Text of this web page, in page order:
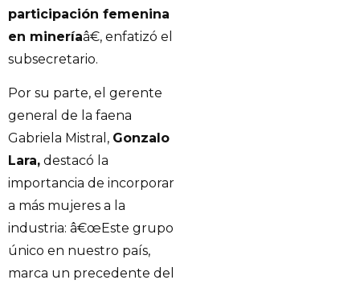
participación femenina
en mineríaâ€, enfatizó el
subsecretario.
Por su parte, el gerente
general de la faena
Gabriela Mistral, Gonzalo
Lara, destacó la
importancia de incorporar
a más mujeres a la
industria: â€œEste grupo
único en nuestro país,
marca un precedente del